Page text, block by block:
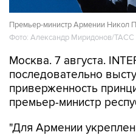
Премьер-министр Армении Никол
Фото: Александр Миридонов/ТАСС
Москва. 7 августа.
последовательно
приверженность
премьер-министр
"Для Армении